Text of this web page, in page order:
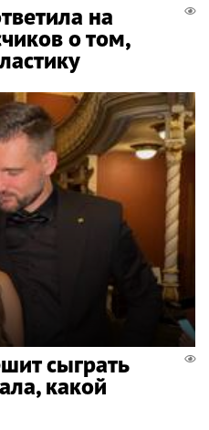
на
о том,
сыграть
какой